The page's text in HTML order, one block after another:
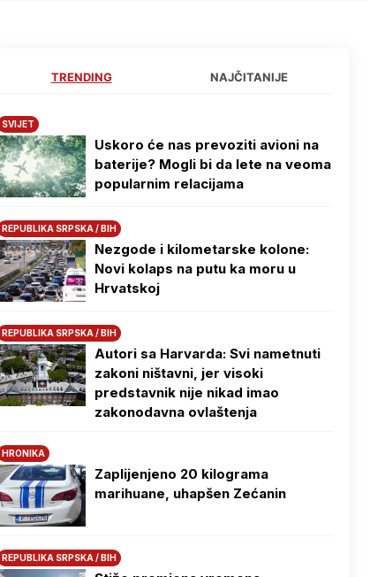
TRENDING NAJČITANIJE
SVIJET
Uskoro će nas prevoziti avioni na
baterije? Mogli bi da lete na veoma
popularnim relacijama
REPUBLIKA SRPSKA / BIH
Nezgode i kilometarske kolone:
Novi kolaps na putu ka moru u
Hrvatskoj
REPUBLIKA SRPSKA / BIH
Autori sa Harvarda: Svi nametnuti
zakoni ništavni, jer visoki
predstavnik nije nikad imao
zakonodavna ovlaštenja
HRONIKA
Zaplijenjeno 20 kilograma
marihuane, uhapšen Zećanin
REPUBLIKA SRPSKA / BIH